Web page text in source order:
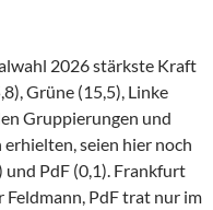
2026 stärkste Kraft
Grüne (15,5), Linke
Gruppierungen und
seien hier noch
PdF (0,1). Frankfurt
PdF trat nur im